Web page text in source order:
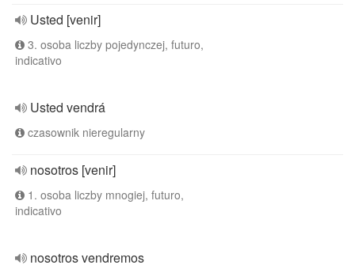
Usted [venir]
3. osoba liczby pojedynczej, futuro,
indicativo
Usted vendrá
czasownik nieregularny
nosotros [venir]
1. osoba liczby mnogiej, futuro,
indicativo
nosotros vendremos